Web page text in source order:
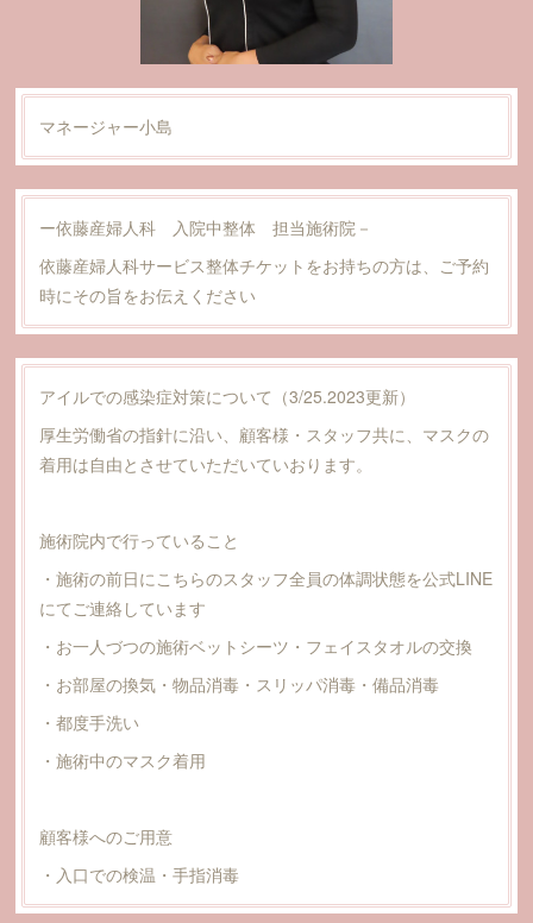
マネージャー小島
ー依藤産婦人科 入院中整体 担当施術院－
依藤産婦人科サービス整体チケットをお持ちの方は、ご予約
時にその旨をお伝えください
アイルでの感染症対策について（3/25.2023更新）
厚生労働省の指針に沿い、顧客様・スタッフ共に、マスクの
着用は自由とさせていただいていおります。
施術院内で行っていること
・施術の前日にこちらのスタッフ全員の体調状態を公式LINE
にてご連絡しています
・お一人づつの施術ベットシーツ・フェイスタオルの交換
・お部屋の換気・物品消毒・スリッパ消毒・備品消毒
・都度手洗い
・施術中のマスク着用
顧客様へのご用意
・入口での検温・手指消毒